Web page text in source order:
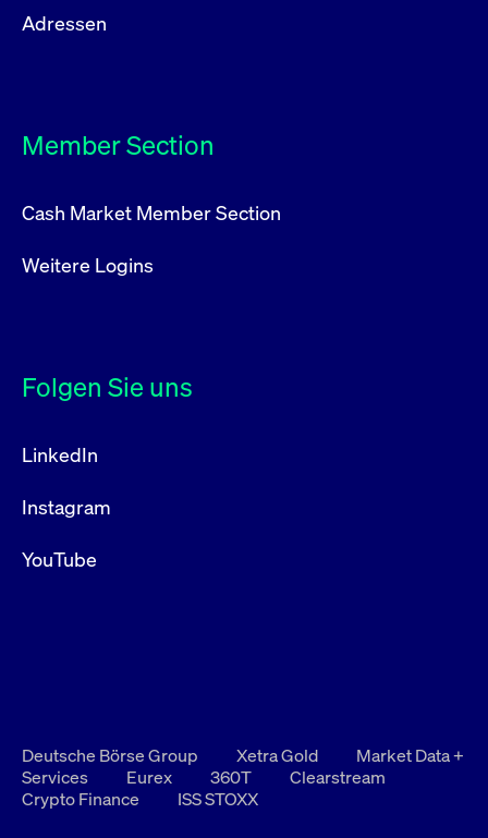
Adressen
Member Section
Cash Market Member Section
Weitere Logins
Folgen Sie uns
LinkedIn
Instagram
YouTube
Deutsche Börse Group Xetra Gold
Market Data +
Services
Eurex 360T
Clearstream
Crypto Finance
ISS STOXX